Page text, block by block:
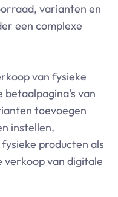
varianten en
een complexe
van fysieke
betaalpagina's van
toevoegen
instellen,
producten als
verkoop van digitale